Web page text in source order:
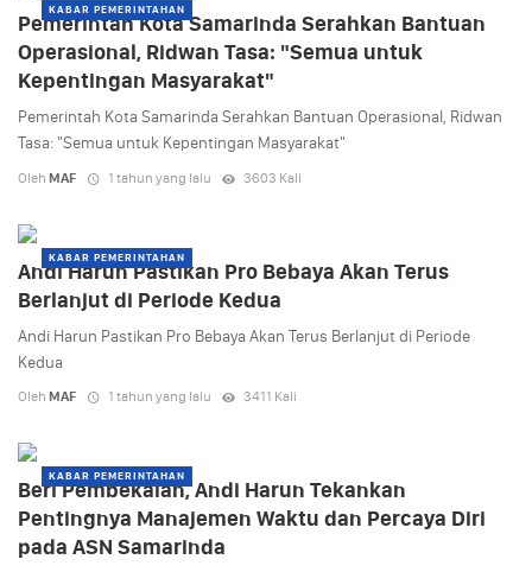
KABAR PEMERINTAHAN
Pemerintah Kota Samarinda Serahkan Bantuan
Operasional, Ridwan Tasa: "Semua untuk
Kepentingan Masyarakat"
Pemerintah Kota Samarinda Serahkan Bantuan Operasional, Ridwan
Tasa: "Semua untuk Kepentingan Masyarakat"
Oleh MAF 1 tahun yang lalu 3603 Kali
KABAR PEMERINTAHAN
Andi Harun Pastikan Pro Bebaya Akan Terus
Berlanjut di Periode Kedua
Andi Harun Pastikan Pro Bebaya Akan Terus Berlanjut di Periode
Kedua
Oleh MAF 1 tahun yang lalu 3411 Kali
KABAR PEMERINTAHAN
Beri Pembekalan, Andi Harun Tekankan
Pentingnya Manajemen Waktu dan Percaya Diri
pada ASN Samarinda